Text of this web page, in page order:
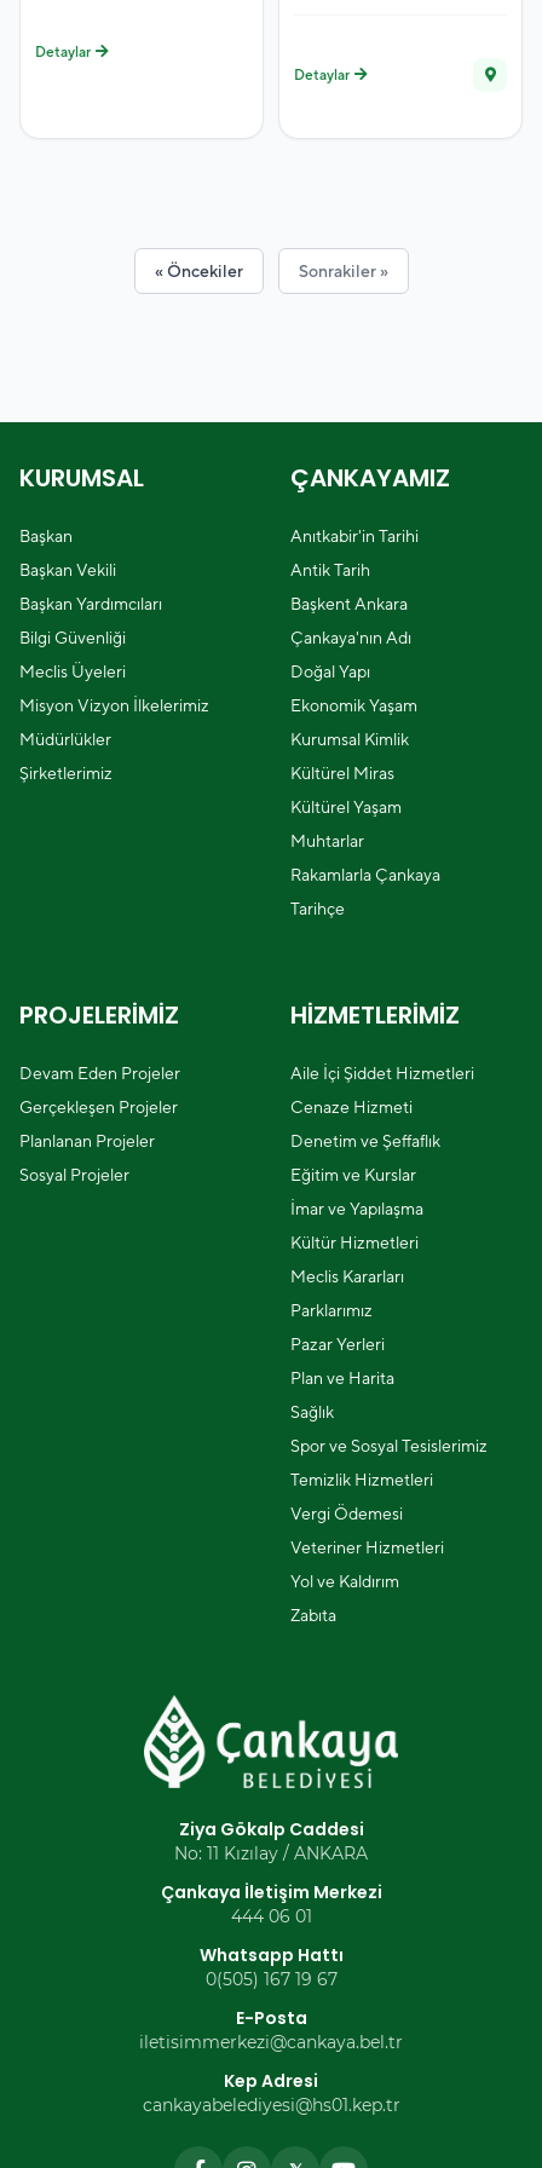
Detaylar
Detaylar
« Öncekiler Sonrakiler »
KURUMSAL
Başkan
Başkan Vekili
Başkan Yardımcıları
Bilgi Güvenliği
Meclis Üyeleri
Misyon Vizyon İlkelerimiz
Müdürlükler
Şirketlerimiz
ÇANKAYAMIZ
Anıtkabir'in Tarihi
Antik Tarih
Başkent Ankara
Çankaya'nın Adı
Doğal Yapı
Ekonomik Yaşam
Kurumsal Kimlik
Kültürel Miras
Kültürel Yaşam
Muhtarlar
Rakamlarla Çankaya
Tarihçe
PROJELERİMİZ
Devam Eden Projeler
Gerçekleşen Projeler
Planlanan Projeler
Sosyal Projeler
HİZMETLERİMİZ
Aile İçi Şiddet Hizmetleri
Cenaze Hizmeti
Denetim ve Şeffaflık
Eğitim ve Kurslar
İmar ve Yapılaşma
Kültür Hizmetleri
Meclis Kararları
Parklarımız
Pazar Yerleri
Plan ve Harita
Sağlık
Spor ve Sosyal Tesislerimiz
Temizlik Hizmetleri
Vergi Ödemesi
Veteriner Hizmetleri
Yol ve Kaldırım
Zabıta
Ziya Gökalp Caddesi
No: 11 Kızılay / ANKARA
Çankaya İletişim Merkezi
444 06 01
Whatsapp Hattı
0(505) 167 19 67
E-Posta
iletisimmerkezi@cankaya.bel.tr
Kep Adresi
cankayabelediyesi@hs01.kep.tr